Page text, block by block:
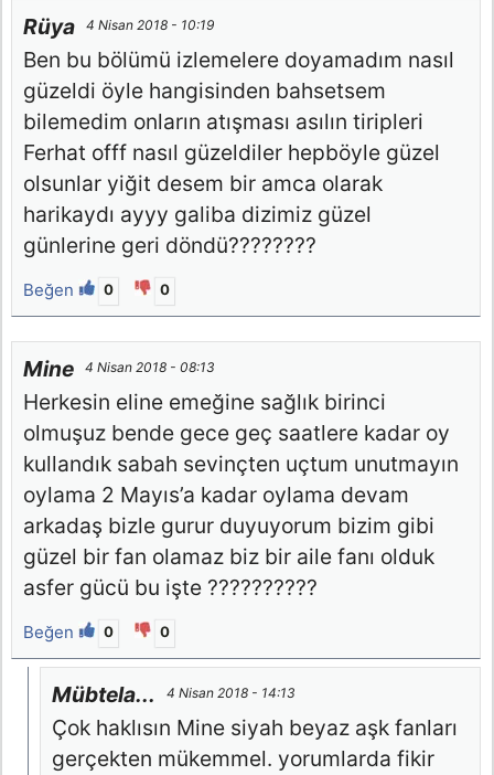
Rüya 4 Nisan 2018 - 10:19
Ben bu bölümü izlemelere doyamadım nasıl
güzeldi öyle hangisinden bahsetsem
bilemedim onların atışması asılın tiripleri
Ferhat offf nasıl güzeldiler hepböyle güzel
olsunlar yiğit desem bir amca olarak
harikaydı ayyy galiba dizimiz güzel
günlerine geri döndü????????
Beğen 0 0
Mine 4 Nisan 2018 - 08:13
Herkesin eline emeğine sağlık birinci
olmuşuz bende gece geç saatlere kadar oy
kullandık sabah sevinçten uçtum unutmayın
oylama 2 Mayıs’a kadar oylama devam
arkadaş bizle gurur duyuyorum bizim gibi
güzel bir fan olamaz biz bir aile fanı olduk
asfer gücü bu işte ??????????
Beğen 0 0
Mübtela... 4 Nisan 2018 - 14:13
Çok haklısın Mine siyah beyaz aşk fanları
gerçekten mükemmel. yorumlarda fikir